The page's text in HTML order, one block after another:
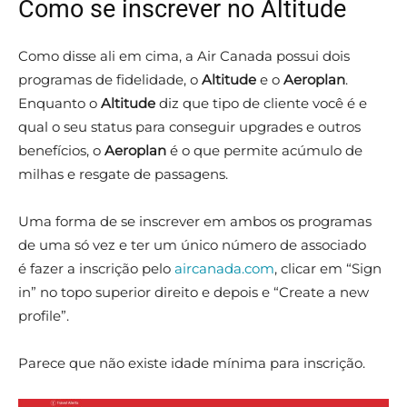
Como se inscrever no Altitude
Como disse ali em cima, a Air Canada possui dois
programas de fidelidade, o Altitude e o Aeroplan.
Enquanto o Altitude diz que tipo de cliente você é e
qual o seu status para conseguir upgrades e outros
benefícios, o Aeroplan é o que permite acúmulo de
milhas e resgate de passagens.
Uma forma de se inscrever em ambos os programas
de uma só vez e ter um único número de associado
é fazer a inscrição pelo aircanada.com, clicar em “Sign
in” no topo superior direito e depois e “Create a new
profile”.
Parece que não existe idade mínima para inscrição.